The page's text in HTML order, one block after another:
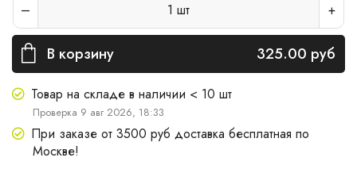
1 шт
В корзину 325.00 руб
Товар на складе в наличии < 10 шт
Проверка 9 авг 2026, 18:33
При заказе от 3500 руб доставка бесплатная по
Москве!